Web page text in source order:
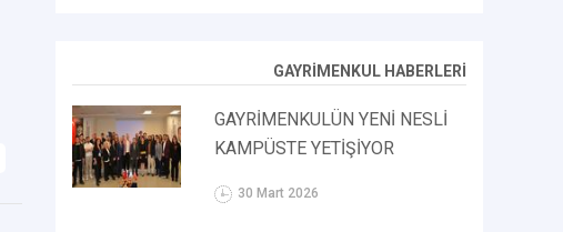
GAYRİMENKUL HABERLERİ
GAYRİMENKULÜN YENİ NESLİ
KAMPÜSTE YETİŞİYOR
30 Mart 2026